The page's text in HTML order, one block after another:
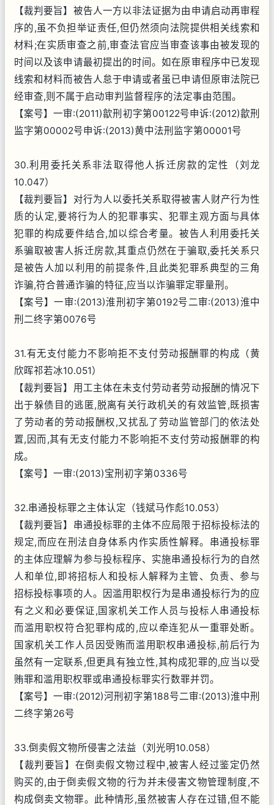
【裁判要旨】被告人一方以非法证据为由申请启动再审程
序的,虽不负担举证责任,但仍然须向法院提供相关线索和
材料;在实质审查之前,审查法官应当审查该事由被发现的
时间以及该申请最初提出的时间。如在原审程序中已发现
线索和材料而被告人怠于申请或者虽已申请但原审法院已
经审查,则不属于启动审判监督程序的法定事由范围。
【案号】一审:(2011)歙刑初字第00122号申诉:(2012)歙刑
监字第00002号申诉:(2013)黄中法刑监字第00001号
30.利用委托关系非法取得他人拆迁房款的定性（刘龙
10.047）
【裁判要旨】对行为人以委托关系取得被害人财产行为性
质的认定,要将行为人的犯罪事实、犯罪主观方面与具体
犯罪的构成要件结合,加以综合考量。被告人利用委托关
系骗取被害人拆迁房款,其重点仍然在于骗取,委托关系只
是被告人加以利用的前提条件,且此类犯罪系典型的三角
诈骗,符合普通诈骗的特征,应当以诈骗罪定罪量刑。
【案号】一审:(2013)淮刑初字第0192号二审:(2013)淮中
刑二终字第0076号
31.有无支付能力不影响拒不支付劳动报酬罪的构成（黄
欣晖祁若冰10.051）
【裁判要旨】用工主体在未支付劳动者劳动报酬的情况下
出于躲债目的逃匿,脱离有关行政机关的有效监管,既损害
了劳动者的劳动报酬权,又扰乱了劳动监管部门的依法处
置,因而,其有无支付能力不影响拒不支付劳动报酬罪的构
成。
【案号】一审:(2013)宝刑初字第0336号
32.串通投标罪之主体认定（钱斌马作彪10.053）
【裁判要旨】串通投标罪的主体不应局限于招标投标法的
规定,而应在刑法自身体系内作实质性解释。串通投标罪
的主体应理解为参与投标程序、实施串通投标行为的自然
人和单位,即将招标人和投标人解释为主管、负责、参与
招标投标事项的人。因滥用职权行为是串通投标行为的应
有之义和必要保证,国家机关工作人员与投标人串通投标
而滥用职权符合犯罪构成的,应以牵连犯从一重罪处断。
国家机关工作人员因受贿而滥用职权串通投标,前后行为
虽然有一定联系,但更具有独立性,其构成犯罪的,应当以受
贿罪和滥用职权罪或串通投标罪实行数罪并罚。
【案号】一审:(2012)河刑初字第188号二审:(2013)淮中刑
二终字第26号
33.倒卖假文物所侵害之法益（刘光明10.058）
【裁判要旨】在倒卖假文物过程中,被害人经过鉴定仍然
购买的,由于倒卖假文物的行为并未侵害文物管理制度,不
构成倒卖文物罪。此种情形,虽然被害人存在过错,但不能